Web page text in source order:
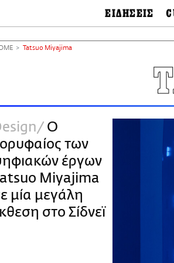
NEWSLETTER
ΑΜΠΑ
PRINT
ΕΙΔΗΣΕΙΣ
&
Tatsuo Miyajima
Ο
των
έργων
Miyajima
μία μεγάλη
στο Σίδνεϊ